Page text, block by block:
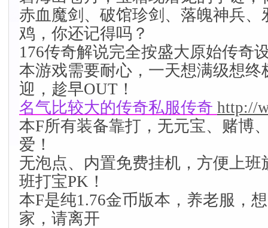
赤血魔剑、破馆珍剑、落魄神兵、
鸡，你还记得吗？
176传奇解说完全按盛大原始传奇
本游戏需要耐心，一天想满级想终
迎，趁早OUT！
名气比较大的传奇私服传奇 http://
本F所有装备靠打，无元宝、赌博
爱！
无泡点、内置免费挂机，方便上班
班打宝PK！
本F是纯1.76金币版本，养老服，
家，请离开